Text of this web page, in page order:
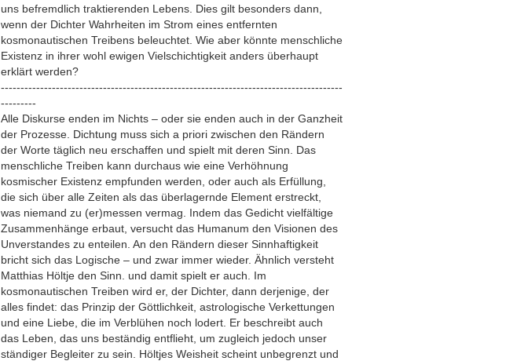
uns befremdlich traktierenden Lebens. Dies gilt besonders dann,
wenn der Dichter Wahrheiten im Strom eines entfernten
kosmonautischen Treibens beleuchtet. Wie aber könnte menschliche
Existenz in ihrer wohl ewigen Vielschichtigkeit anders überhaupt
erklärt werden?
---------------------------------------------------------------------------------------
---------
Alle Diskurse enden im Nichts – oder sie enden auch in der Ganzheit
der Prozesse. Dichtung muss sich a priori zwischen den Rändern
der Worte täglich neu erschaffen und spielt mit deren Sinn. Das
menschliche Treiben kann durchaus wie eine Verhöhnung
kosmischer Existenz empfunden werden, oder auch als Erfüllung,
die sich über alle Zeiten als das überlagernde Element erstreckt,
was niemand zu (er)messen vermag. Indem das Gedicht vielfältige
Zusammenhänge erbaut, versucht das Humanum den Visionen des
Unverstandes zu enteilen. An den Rändern dieser Sinnhaftigkeit
bricht sich das Logische – und zwar immer wieder. Ähnlich versteht
Matthias Höltje den Sinn. und damit spielt er auch. Im
kosmonautischen Treiben wird er, der Dichter, dann derjenige, der
alles findet: das Prinzip der Göttlichkeit, astrologische Verkettungen
und eine Liebe, die im Verblühen noch lodert. Er beschreibt auch
das Leben, das uns beständig entflieht, um zugleich jedoch unser
ständiger Begleiter zu sein. Höltjes Weisheit scheint unbegrenzt und